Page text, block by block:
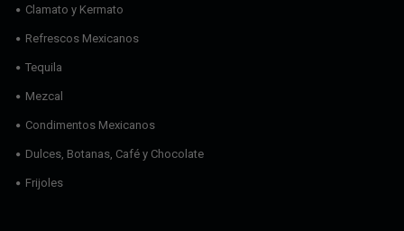
Clamato y Kermato
Refrescos Mexicanos
Tequila
Mezcal
Condimentos Mexicanos
Dulces, Botanas, Café y Chocolate
Frijoles